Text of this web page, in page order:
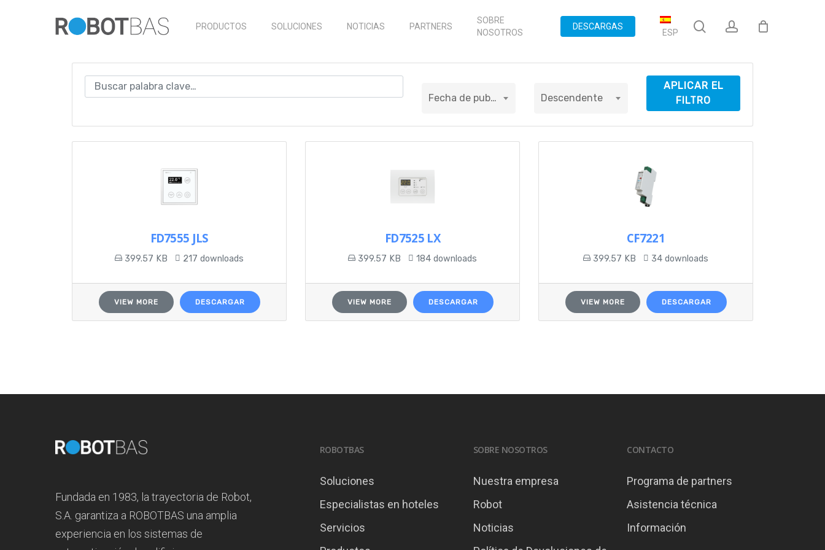
Presione enter para buscar o ESC para cerrar
PRODUCTOS SOLUCIONES NOTICIAS PARTNERS
SOBRE
NOSOTROS
DESCARGAS
ESP searchaccount
Fecha de publicación Descendente
APLICAR EL
FILTRO
FD7555 JLS
399.57 KB 217 downloads
VIEW MORE DESCARGAR
FD7525 LX
399.57 KB 184 downloads
VIEW MORE DESCARGAR
CF7221
399.57 KB 34 downloads
VIEW MORE DESCARGAR
Fundada en 1983, la trayectoria de Robot,
S.A. garantiza a ROBOTBAS una amplia
experiencia en los sistemas de
ROBOTBAS
Soluciones
Especialistas en hoteles
Servicios
SOBRE NOSOTROS
Nuestra empresa
Robot
Noticias
CONTACTO
Programa de partners
Asistencia técnica
Información